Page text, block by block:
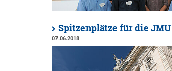
Spitzenplätze für die JMU
07.06.2018